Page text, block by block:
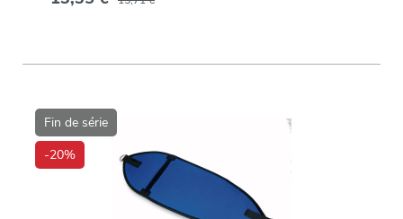
Fin de série
-20%